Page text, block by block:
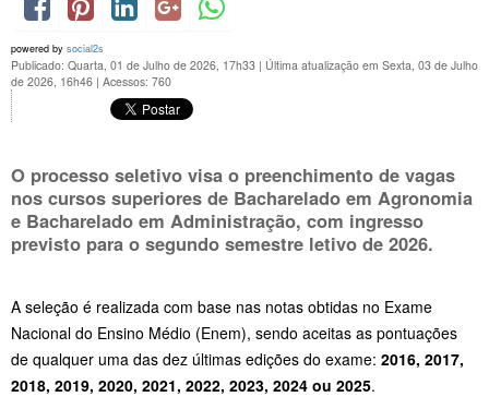
powered by social2s
Publicado: Quarta, 01 de Julho de 2026, 17h33 | Última atualização em Sexta, 03 de Julho
de 2026, 16h46 | Acessos: 760
O processo seletivo visa o preenchimento de vagas
nos cursos superiores de Bacharelado em Agronomia
e Bacharelado em Administração, com ingresso
previsto para o segundo semestre letivo de 2026.
A seleção é realizada com base nas notas obtidas no Exame
Nacional do Ensino Médio (Enem), sendo aceitas as pontuações
de qualquer uma das dez últimas edições do exame: 2016, 2017,
2018, 2019, 2020, 2021, 2022, 2023, 2024 ou 2025.